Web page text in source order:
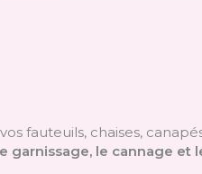
fauteuils, chaises,
garnissage, le cannage et